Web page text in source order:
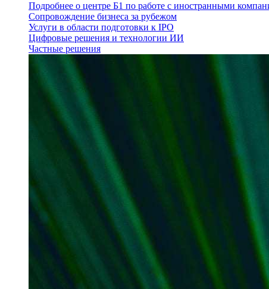
Подробнее о центре Б1 по работе с иностранными
Сопровождение бизнеса за рубежом
Услуги в области подготовки к IPO
Цифровые решения и технологии ИИ
Частные решения